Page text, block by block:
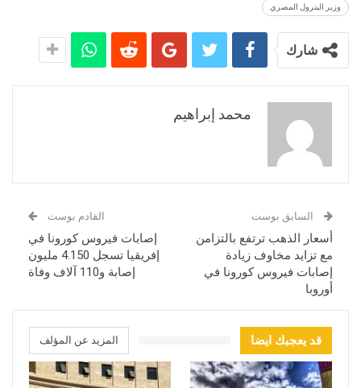
وزير البترول المصري
شارك
محمد إبراهيم
السابق بوست
أسعار الذهب ترتفع بالتزامن
مع تزايد مخاوف زيادة
إصابات فيروس كورونا في
أوروبا
القادم بوست
إصابات فيروس كورونا في
إفريقيا تسجل 4.150 مليون
إصابة و110 آلاف وفاة
قد يعجبك ايضا المزيد عن المؤلف